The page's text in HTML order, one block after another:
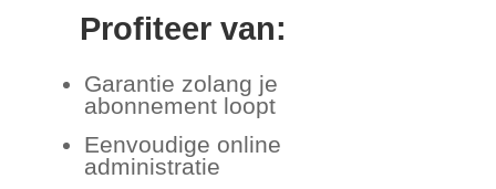
Profiteer van:
Garantie zolang je
abonnement loopt
Eenvoudige online
administratie